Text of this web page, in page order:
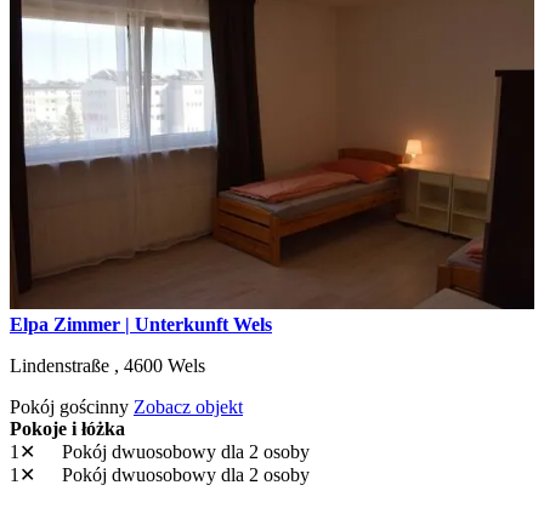
Elpa Zimmer | Unterkunft Wels
Lindenstraße , 4600 Wels
Pokój gościnny Zobacz objekt
Pokoje i łóżka
1✕
Pokój dwuosobowy dla 2 osoby
1✕
Pokój dwuosobowy dla 2 osoby